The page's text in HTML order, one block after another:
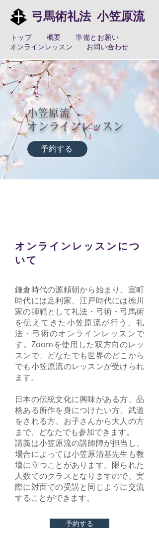
弓馬術礼法 小笠原流
​トップ 概要
準備とお願い
オンラインレッスン
お問い合わせ
小笠原流
​オンラインレッスン
予約する
オンラインレッスンにつ
いて
鎌倉時代の源頼朝から始まり、室町
時代には足利家、江戸時代には徳川
家の師範として礼法・弓術・弓馬術
を伝えてきた小笠原流が行う、礼
法・弓術のオンラインレッスンで
す。Zoomを使用した双方向のレッ
スンで、どなたでも世界のどこから
でも小笠原流のレッスンが受けられ
ます。
日本の伝統文化に興味がある方、品
格ある所作を身につけたい方、武道
をされる方、お子さんから大人の方
まで、どなたでも参加できます。
講義は小笠原流の講師陣が担当し、
場合によっては小笠原清基先生も教
壇に立つことがあります。限られた
人数でのクラスとなりますので、実
際に対面での受講と同じように交流
することができます。
予約する